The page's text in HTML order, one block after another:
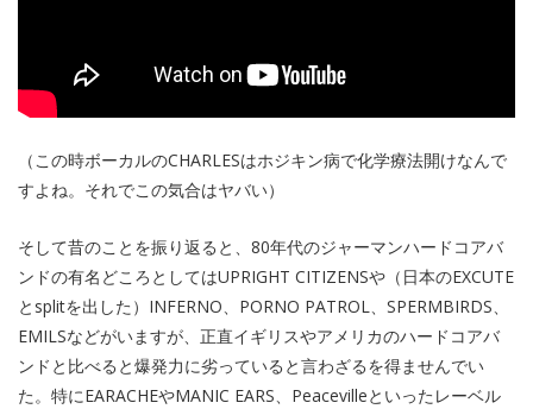
（この時ボーカルのCHARLESはホジキン病で化学療法開けなんで
すよね。それでこの気合はヤバい）
そして昔のことを振り返ると、80年代のジャーマンハードコアバ
ンドの有名どころとしてはUPRIGHT CITIZENSや（日本のEXCUTE
とsplitを出した）INFERNO、PORNO PATROL、SPERMBIRDS、
EMILSなどがいますが、正直イギリスやアメリカのハードコアバ
ンドと比べると爆発力に劣っていると言わざるを得ませんでい
た。特にEARACHEやMANIC EARS、Peacevilleといったレーベル